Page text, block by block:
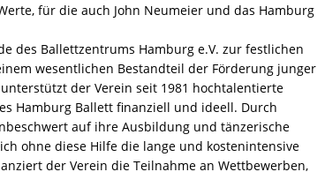
für die auch John Neumeier und das Hamburg
des Ballettzentrums Hamburg e.V. zur festlichen
wesentlichen Bestandteil der Förderung junger
der Verein seit 1981 hochtalentierte
Hamburg Ballett finanziell und ideell. Durch
auf ihre Ausbildung und tänzerische
ohne diese Hilfe die lange und kostenintensive
der Verein die Teilnahme an Wettbewerben,